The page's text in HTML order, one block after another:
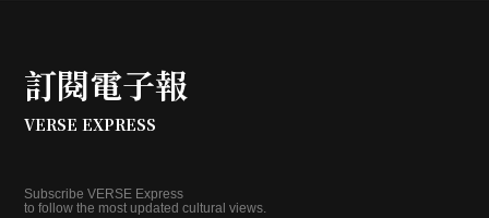
訂閱電子報
VERSE EXPRESS
Subscribe VERSE Express
to follow the most updated cultural views.